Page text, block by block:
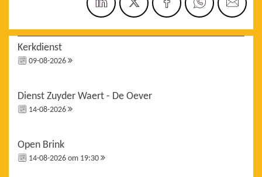
Kerkdienst
09-08-2026
Dienst Zuyder Waert - De Oever
14-08-2026
Open Brink
14-08-2026 om 19:30